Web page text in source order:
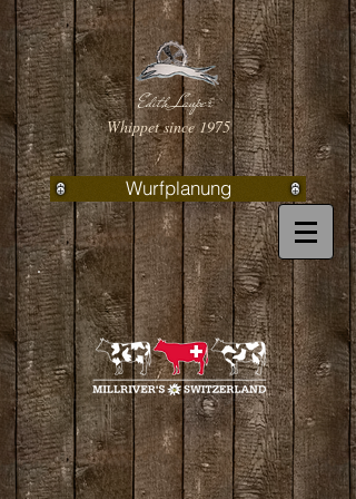
Edith Lauper
Whippet since 1975
Wurfplanung